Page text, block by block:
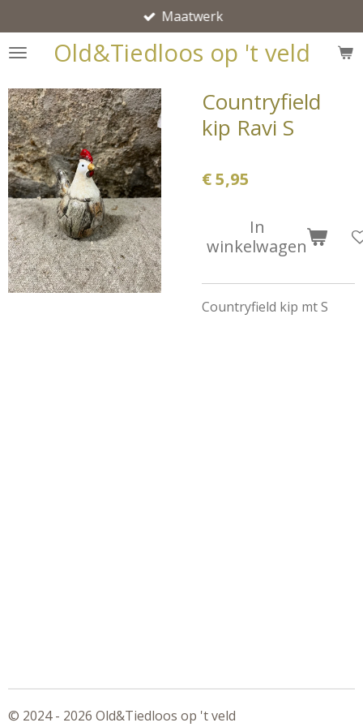
direct
naar
hoofdinhoud
Old&Tiedloos op 't veld
Maatwerk
Countryfield
kip Ravi S
€ 5,95
In
winkelwagen
Countryfield kip mt S
© 2024 - 2026 Old&Tiedloos op 't veld